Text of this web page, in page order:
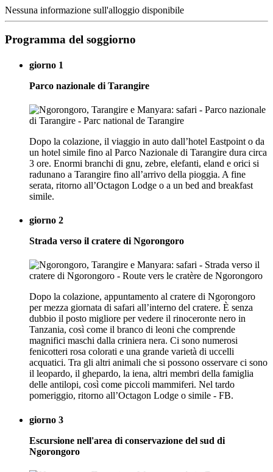
Nessuna informazione sull'alloggio disponibile
Programma del soggiorno
giorno 1
Parco nazionale di Tarangire
Dopo la colazione, il viaggio in auto dall’hotel Eastpoint o da
un hotel simile fino al Parco Nazionale di Tarangire dura circa
3 ore. Enormi branchi di gnu, zebre, elefanti, eland e orici si
radunano a Tarangire fino all’arrivo della pioggia. A fine
serata, ritorno all’Octagon Lodge o a un bed and breakfast
simile.
giorno 2
Strada verso il cratere di Ngorongoro
Dopo la colazione, appuntamento al cratere di Ngorongoro
per mezza giornata di safari all’interno del cratere. È senza
dubbio il posto migliore per vedere il rinoceronte nero in
Tanzania, così come il branco di leoni che comprende
magnifici maschi dalla criniera nera. Ci sono numerosi
fenicotteri rosa colorati e una grande varietà di uccelli
acquatici. Tra gli altri animali che si possono osservare ci sono
il leopardo, il ghepardo, la iena, altri membri della famiglia
delle antilopi, così come piccoli mammiferi. Nel tardo
pomeriggio, ritorno all’Octagon Lodge o simile - FB.
giorno 3
Escursione nell'area di conservazione del sud di
Ngorongoro